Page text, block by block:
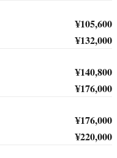
¥105,600
¥132,000
¥140,800
¥176,000
¥176,000
¥220,000